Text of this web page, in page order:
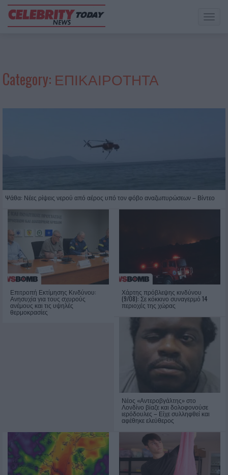
Category: ΕΠΙΚΑΙΡΟΤΗΤΑ
Ψάθα: Νέες ρίψεις νερού από αέρος υπό τον φόβο αναζωπυρώσεων – Βίντεο
Επιτροπή Εκτίμησης Κινδύνου:
Ανησυχία για τους σχυρούς
ανέμους και τις υψηλές
θερμοκρασίες
Χάρτης πρόβλεψης κινδύνου
(9/08): Σε κόκκινο συναγερμό 14
περιοχές της χώρας
Νέος «Αντεροβγάλτης» στο
Λονδίνο βίαζε και δολοφονούσε
ιερόδουλες – Είχε συλληφθεί και
αφέθηκε ελεύθερος